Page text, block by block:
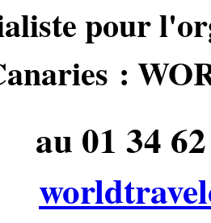
pour
:
au 01 34